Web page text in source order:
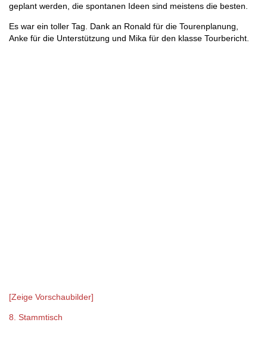
geplant werden, die spontanen Ideen sind meistens die besten.
Es war ein toller Tag. Dank an Ronald für die Tourenplanung,
Anke für die Unterstützung und Mika für den klasse Tourbericht.
[Zeige Vorschaubilder]
8. Stammtisch